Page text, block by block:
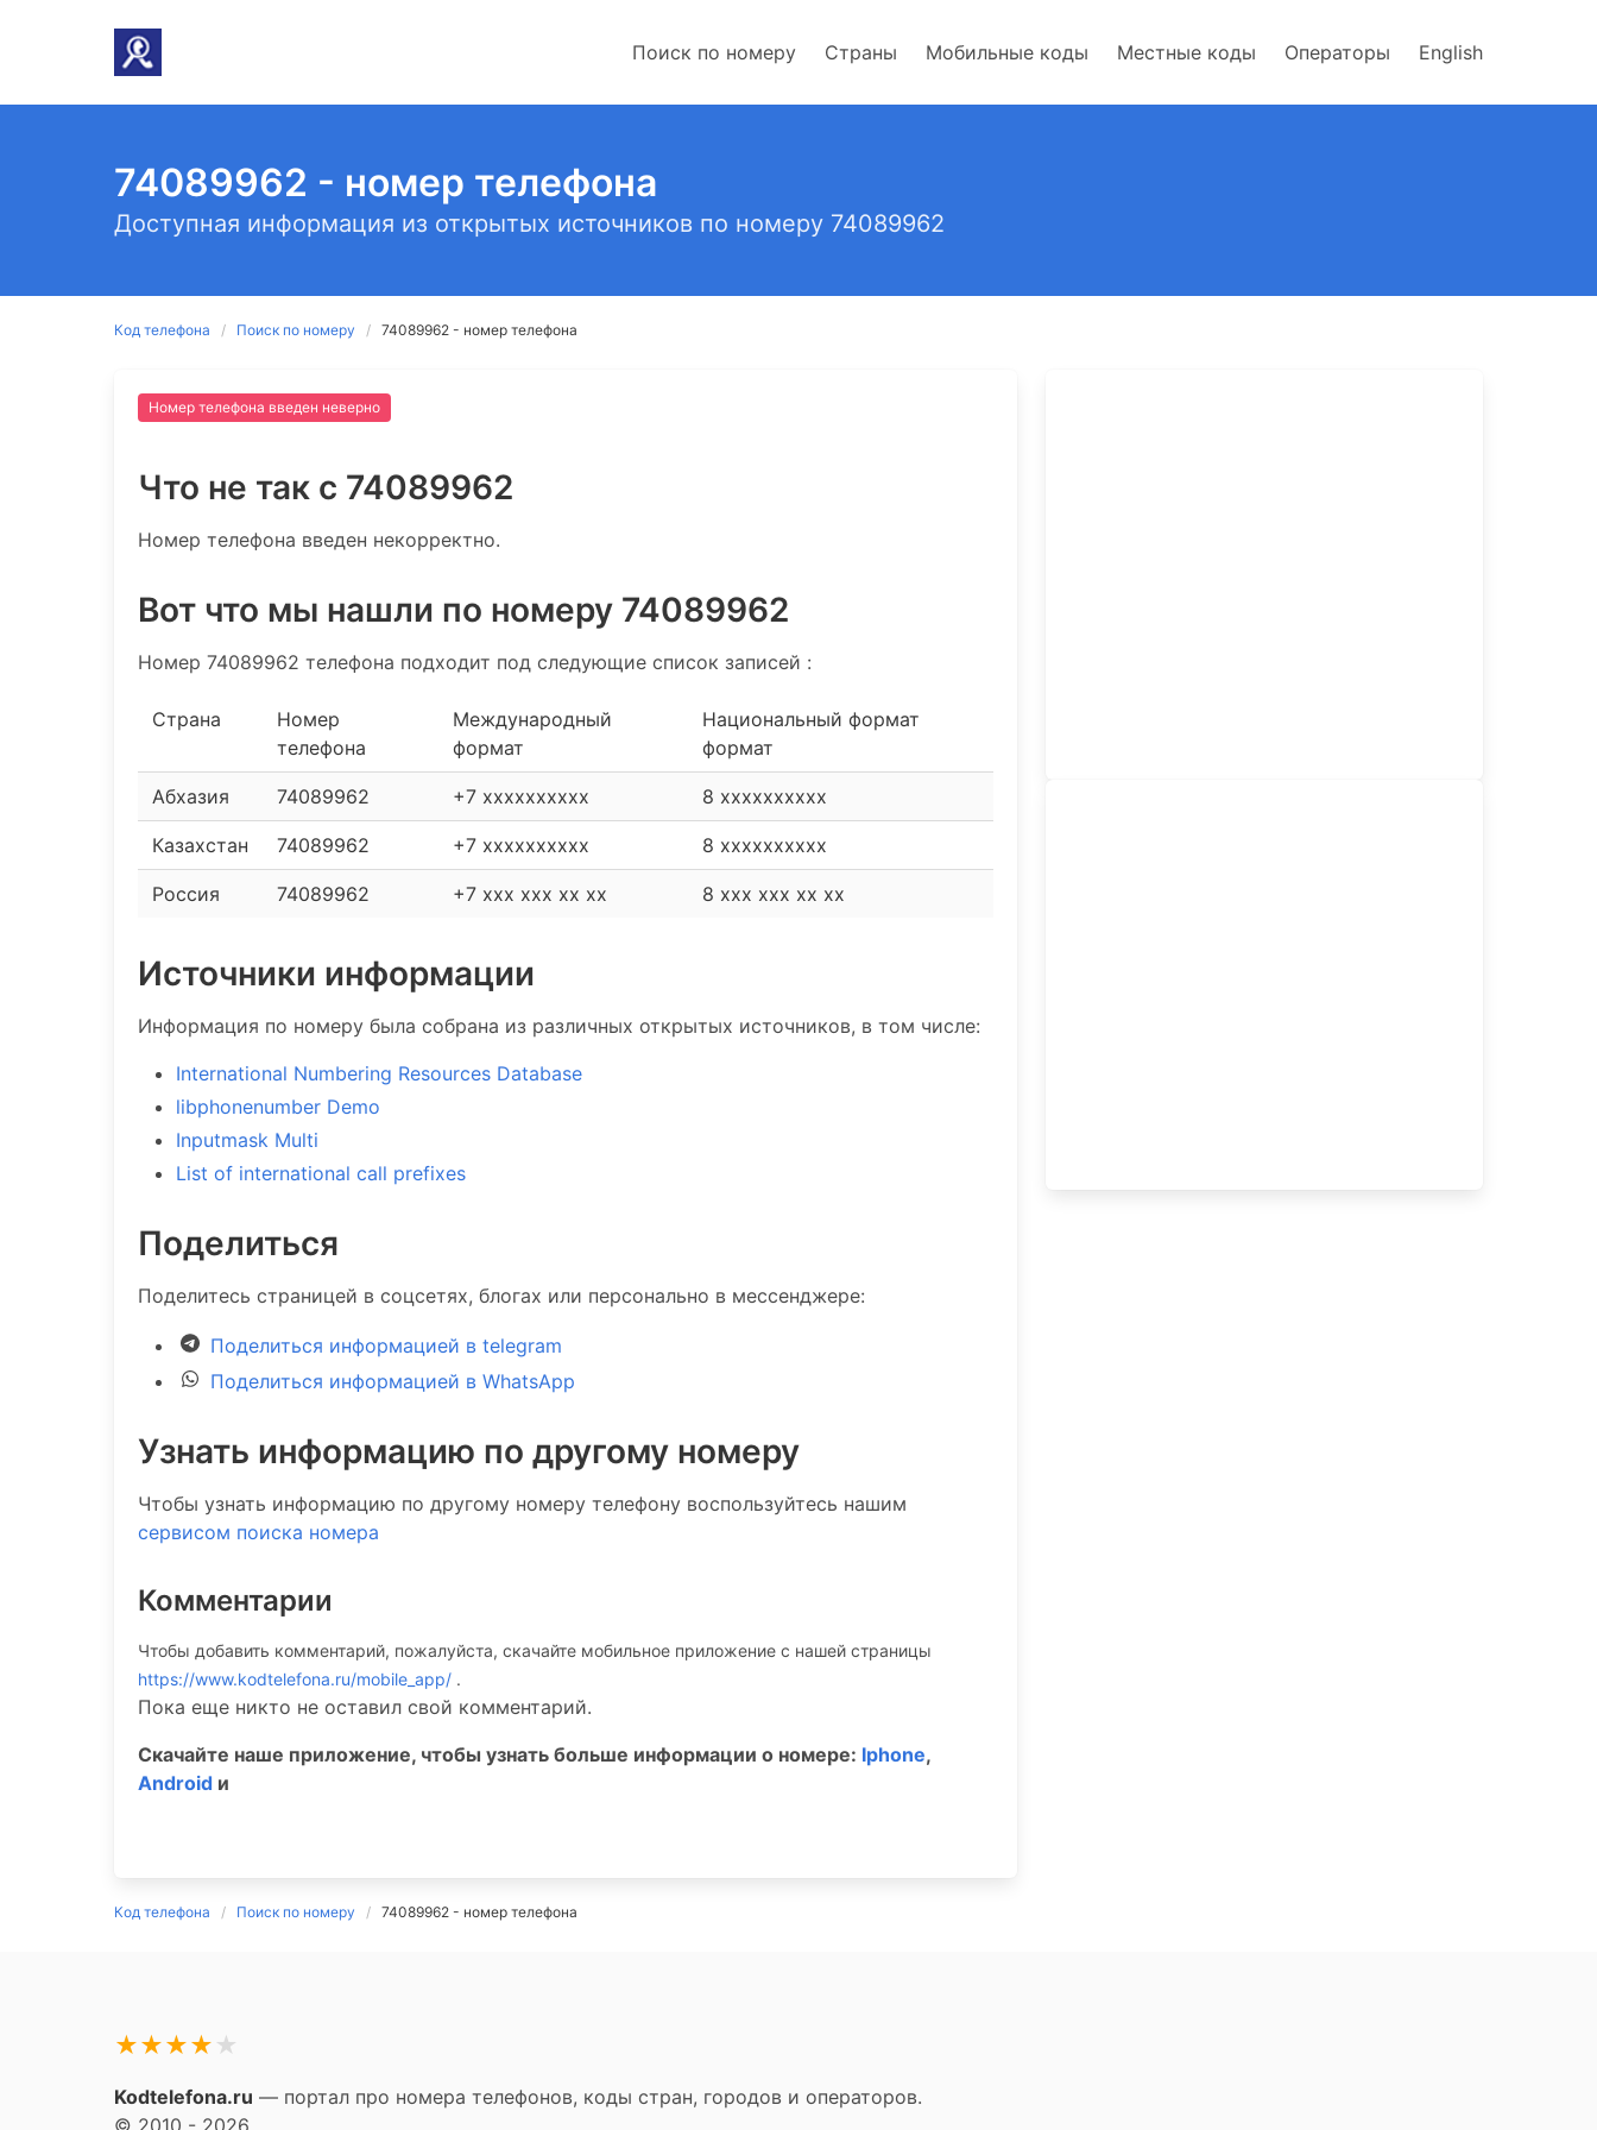
Поиск по номеру Страны Мобильные коды Местные коды Операторы English
74089962 - номер телефона
Доступная информация из открытых источников по номеру 74089962
Код телефона Поиск по номеру 74089962 - номер телефона
Номер телефона введен неверно
Что не так c 74089962
Номер телефона введен некорректно.
Вот что мы нашли по номеру 74089962
Номер 74089962 телефона подходит под следующие список записей :
Страна
Номер
телефона
Международный
формат
Национальный формат
формат
Абхазия 74089962 +7 xxxxxxxxxx 8 xxxxxxxxxx
Казахстан 74089962 +7 xxxxxxxxxx 8 xxxxxxxxxx
Россия 74089962 +7 xxx xxx xx xx 8 xxx xxx xx xx
Источники информации
Информация по номеру была собрана из различных открытых источников, в том числе:
International Numbering Resources Database
libphonenumber Demo
Inputmask Multi
List of international call prefixes
Поделиться
Поделитесь страницей в соцсетях, блогах или персонально в мессенджере:
Поделиться информацией в telegram
Поделиться информацией в WhatsApp
Узнать информацию по другому номеру
Чтобы узнать информацию по другому номеру телефону воспользуйтесь нашим
сервисом поиска номера
Комментарии
Чтобы добавить комментарий, пожалуйста, скачайте мобильное приложение c нашей страницы
https://www.kodtelefona.ru/mobile_app/ .
Пока еще никто не оставил свой комментарий.
Скачайте наше приложение, чтобы узнать больше информации о номере: Iphone,
Android и
Код телефона Поиск по номеру 74089962 - номер телефона
★
★
★
★
★
Kodtelefona.ru — портал про номера телефонов, коды стран, городов и операторов.
© 2010 - 2026